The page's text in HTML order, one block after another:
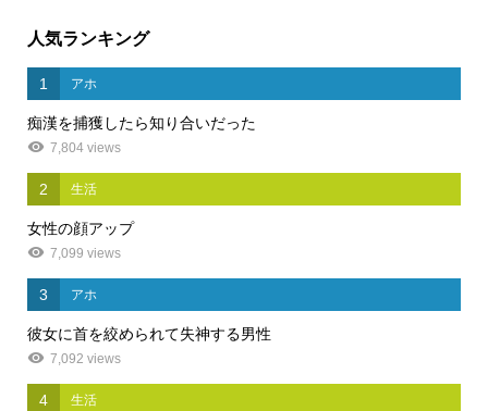
人気ランキング
1 アホ
痴漢を捕獲したら知り合いだった
7,804 views
2 生活
女性の顔アップ
7,099 views
3 アホ
彼女に首を絞められて失神する男性
7,092 views
4 生活